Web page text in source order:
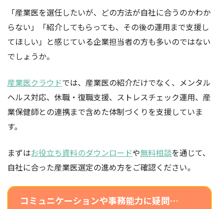
「産業医を選任したいが、どの方法が自社に合うのかわか
らない」「紹介してもらっても、その後の運用まで支援し
てほしい」と感じている企業担当者の方も多いのではない
でしょうか。
産業医クラウドでは、産業医の紹介だけでなく、メンタル
ヘルス対応、休職・復職支援、ストレスチェック運用、産
業保健師との連携まで含めた体制づくりを支援していま
す。
まずはお役立ち資料のダウンロードや無料相談を通じて、
自社に合った産業医選定の進め方をご確認ください。
コミュニケーションや事務能力に疑問…